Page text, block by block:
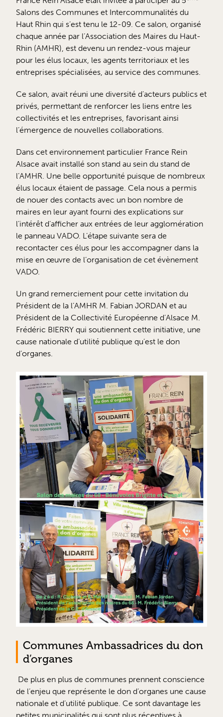
Salons des Communes et Intercommunalités du
Haut Rhin qui s’est tenu le 12-09. Ce salon, organisé
chaque année par l’Association des Maires du Haut-
Rhin (AMHR), est devenu un rendez-vous majeur
pour les élus locaux, les agents territoriaux et les
entreprises spécialisées, au service des communes.
Ce salon, avait réuni une diversité d’acteurs publics et
privés, permettant de renforcer les liens entre les
collectivités et les entreprises, favorisant ainsi
l’émergence de nouvelles collaborations.
Dans cet environnement particulier France Rein
Alsace avait installé son stand au sein du stand de
l’AMHR. Une belle opportunité puisque de nombreux
élus locaux étaient de passage. Cela nous a permis
de nouer des contacts avec un bon nombre de
maires en leur ayant fourni des explications sur
l’intérêt d’afficher aux entrées de leur agglomération
le panneau VADO. L’étape suivante sera de
recontacter ces élus pour les accompagner dans la
mise en œuvre de l’organisation de cet évènement
VADO.
Un grand remerciement pour cette invitation du
Président de la l’AMHR M. Fabian JORDAN et au
Président de la Collectivité Européenne d’Alsace M.
Frédéric BIERRY qui soutiennent cette initiative, une
cause nationale d’utilité publique qu’est le don
d’organes.
Communes Ambassadrices du don
d’organes
De plus en plus de communes prennent conscience
de l’enjeu que représente le don d’organes une cause
nationale et d’utilité publique. Ce sont davantage les